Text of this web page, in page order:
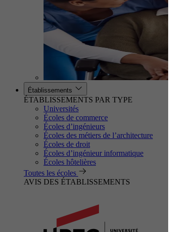
Établissements
ÉTABLISSEMENTS PAR TYPE
Universités
Écoles de commerce
Écoles d’ingénieurs
Écoles des métiers de l’architecture
Écoles de droit
Écoles d’ingénieur informatique
Écoles hôtelières
Toutes les écoles
AVIS DES ÉTABLISSEMENTS